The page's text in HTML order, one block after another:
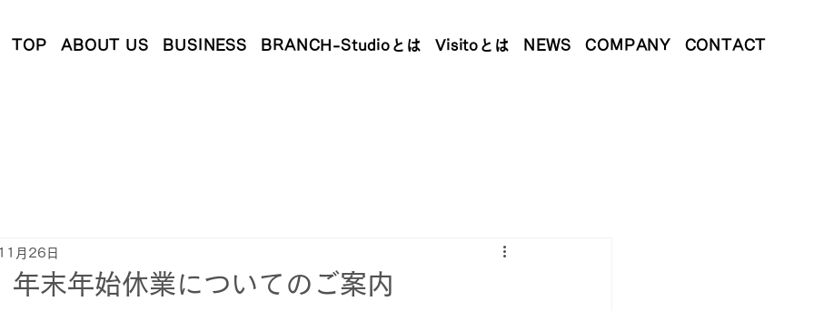
TOP ABOUT US BUSINESS BRANCH-Studioとは Visitoとは NEWS COMPANY CONTACT
年末年始休業についてのご案内
月26日